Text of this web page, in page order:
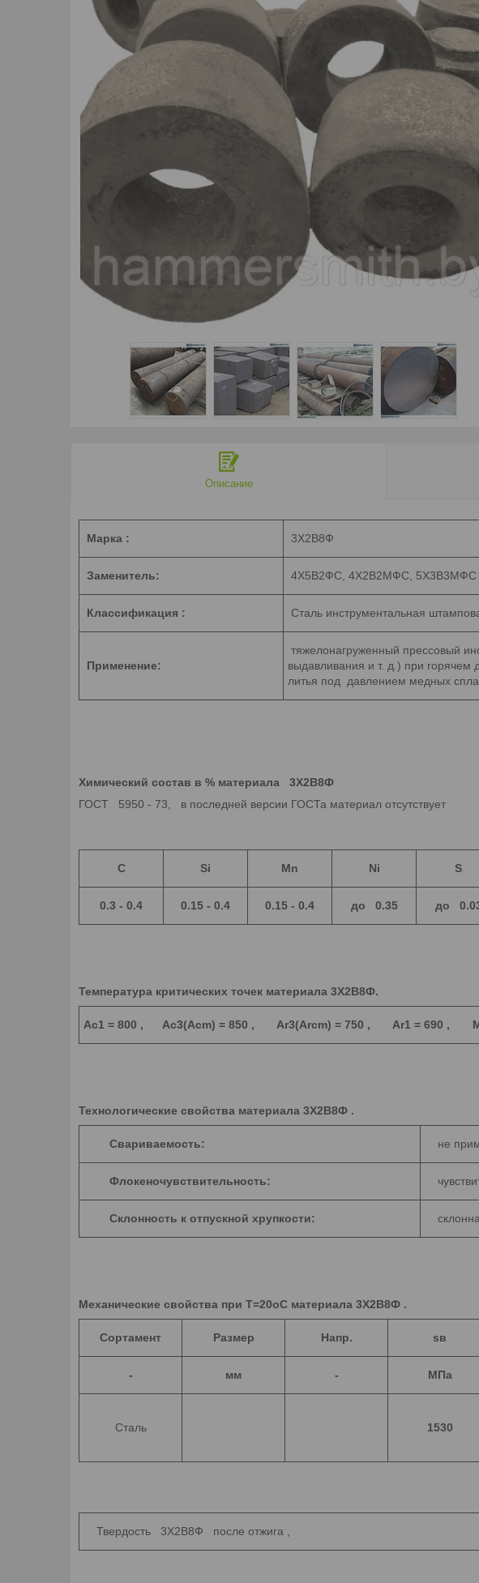
Описание
Марка : 3Х2В8Ф
Заменитель: 4Х5В2ФС, 4Х2В2МФС, 5Х3В3МФС
Классификация : Сталь инструментальная
Применение:
тяжелонагруженный прессовый
выдавливания и т. д.) при
литья под давлением медных
Химический состав в % материала 3Х2В8Ф
ГОСТ 5950 - 73, в последней версии ГОСТа материал отсутствует
C Si Mn Ni S
0.3 - 0.4 0.15 - 0.4 0.15 - 0.4 до 0.35 до
Температура критических точек материала 3Х2В8Ф.
Ac1 = 800 , Ac3(Acm) = 850 , Ar3(Arcm) = 750 , Ar1 = 690 ,
Технологические свойства материала 3Х2В8Ф .
Свариваемость: не
Флокеночувствительность:
Склонность к отпускной хрупкости: склонна.
Механические свойства при Т=20oС материала 3Х2В8Ф .
Сортамент Размер Напр. sв
- мм - МПа
Сталь 1530
Твердость 3Х2В8Ф после отжига ,